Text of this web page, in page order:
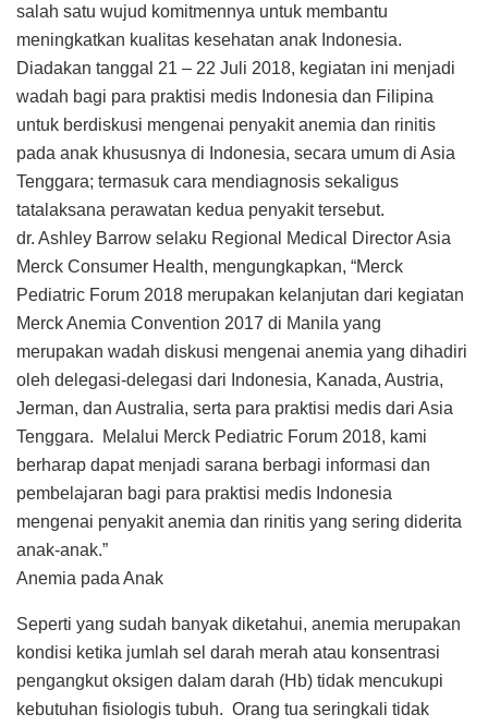
salah satu wujud komitmennya untuk membantu
meningkatkan kualitas kesehatan anak Indonesia.
Diadakan tanggal 21 – 22 Juli 2018, kegiatan ini menjadi
wadah bagi para praktisi medis Indonesia dan Filipina
untuk berdiskusi mengenai penyakit anemia dan rinitis
pada anak khususnya di Indonesia, secara umum di Asia
Tenggara; termasuk cara mendiagnosis sekaligus
tatalaksana perawatan kedua penyakit tersebut.
dr. Ashley Barrow selaku Regional Medical Director Asia
Merck Consumer Health, mengungkapkan, “Merck
Pediatric Forum 2018 merupakan kelanjutan dari kegiatan
Merck Anemia Convention 2017 di Manila yang
merupakan wadah diskusi mengenai anemia yang dihadiri
oleh delegasi-delegasi dari Indonesia, Kanada, Austria,
Jerman, dan Australia, serta para praktisi medis dari Asia
Tenggara. Melalui Merck Pediatric Forum 2018, kami
berharap dapat menjadi sarana berbagi informasi dan
pembelajaran bagi para praktisi medis Indonesia
mengenai penyakit anemia dan rinitis yang sering diderita
anak-anak.”
Anemia pada Anak
Seperti yang sudah banyak diketahui, anemia merupakan
kondisi ketika jumlah sel darah merah atau konsentrasi
pengangkut oksigen dalam darah (Hb) tidak mencukupi
kebutuhan fisiologis tubuh. Orang tua seringkali tidak